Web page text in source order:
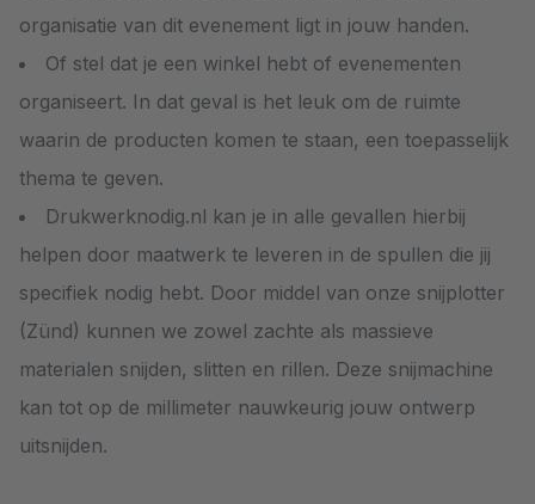
organisatie van dit evenement ligt in jouw handen.
Of stel dat je een winkel hebt of evenementen
organiseert. In dat geval is het leuk om de ruimte
waarin de producten komen te staan, een toepasselijk
thema te geven.
Drukwerknodig.nl kan je in alle gevallen hierbij
helpen door maatwerk te leveren in de spullen die jij
specifiek nodig hebt. Door middel van onze snijplotter
(Zünd) kunnen we zowel zachte als massieve
materialen snijden, slitten en rillen. Deze snijmachine
kan tot op de millimeter nauwkeurig jouw ontwerp
uitsnijden.